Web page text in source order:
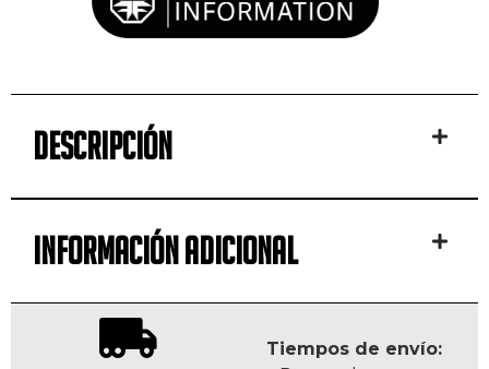
Descripción
Información Adicional
Tiempos de envío: